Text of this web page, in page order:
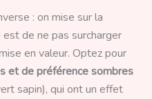
: on mise sur la
est de ne pas surcharger
en valeur. Optez pour
et de préférence sombres
sapin), qui ont un effet